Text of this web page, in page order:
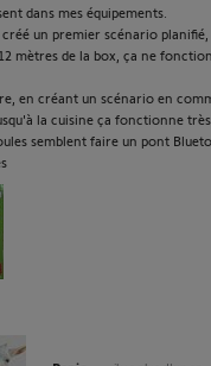
dans mes équipements.
créé un premier scénario
mètres de la box, ça ne
en créant un scénario en
la cuisine ça fonctionne très
semblent faire un pont